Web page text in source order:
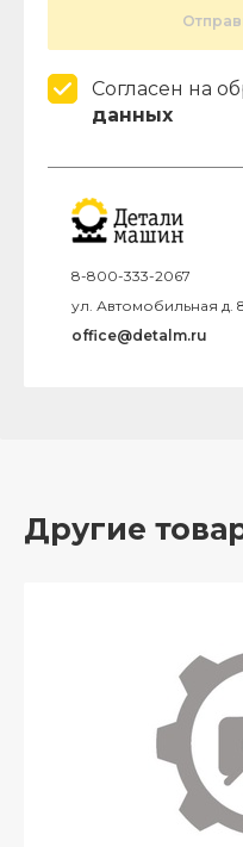
Согласен на
данных
8-800-333-2067
ул. Автомобильная д.
office@detalm.ru
Другие